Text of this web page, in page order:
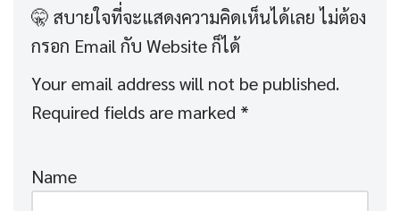
Your email address will not be published.
Required fields are marked *
Name